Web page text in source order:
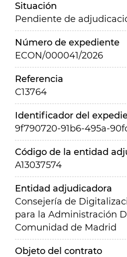
Situación
Pendiente de
Número de expediente
ECON/000041/2026
Referencia
C13764
Identificador del
9f790720-91b6-495a-
Código de la entidad
A13037574
Entidad adjudicadora
Consejería de
para la Administración
Comunidad de Madrid
Objeto del contrato